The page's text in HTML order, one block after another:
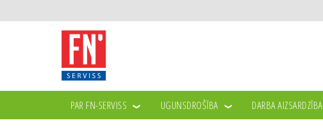
PAR FN-SERVISS UGUNSDROŠĪBA DARBA AIZSARDZĪBA